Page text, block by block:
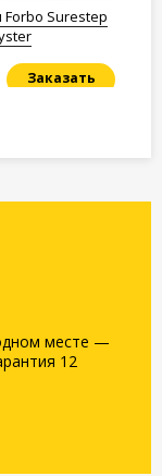
Surestep
Заказать
месте —
12